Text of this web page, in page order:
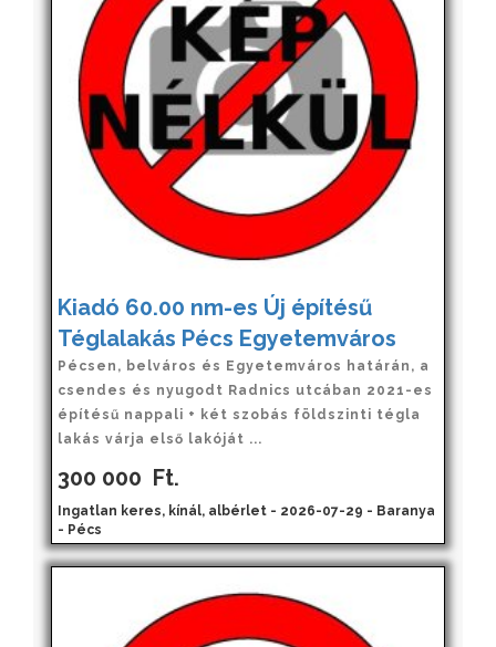
Kiadó 60.00 nm-es Új építésű
Téglalakás Pécs Egyetemváros
Pécsen, belváros és Egyetemváros határán, a
csendes és nyugodt Radnics utcában 2021-es
építésű nappali + két szobás földszinti tégla
lakás várja első lakóját ...
300 000 Ft.
Ingatlan keres, kínál, albérlet - 2026-07-29 - Baranya
- Pécs